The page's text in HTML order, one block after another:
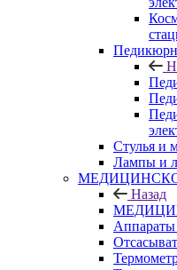
Стулья и
Лампы и
Назад